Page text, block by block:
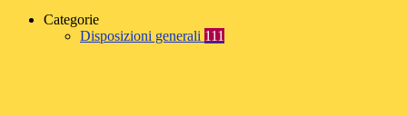
Categorie
Disposizioni generali 111